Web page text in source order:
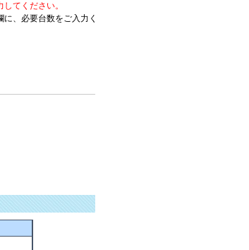
てください。
、必要台数をご入力く